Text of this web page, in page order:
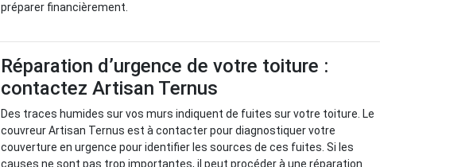
préparer financièrement.
Réparation d’urgence de votre toiture :
contactez Artisan Ternus
Des traces humides sur vos murs indiquent de fuites sur votre toiture. Le
couvreur Artisan Ternus est à contacter pour diagnostiquer votre
couverture en urgence pour identifier les sources de ces fuites. Si les
causes ne sont pas trop importantes, il peut procéder à une réparation